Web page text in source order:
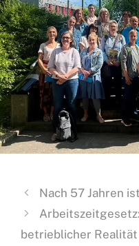
Nach 57 Jahren
betrieblicher